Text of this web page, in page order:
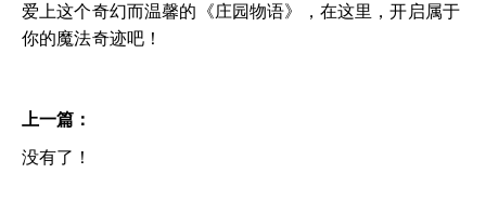
爱上这个奇幻而温馨的《庄园物语》，在这里，开启属于
你的魔法奇迹吧！
上一篇：
没有了！